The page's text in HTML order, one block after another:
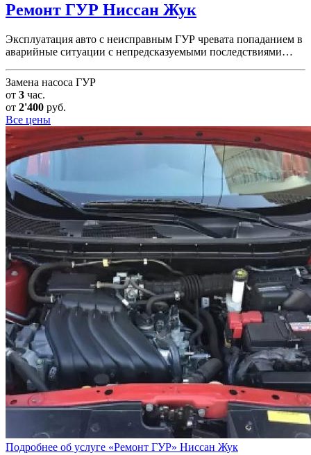
Ремонт ГУР Ниссан Жук
Эксплуатация авто с неисправным ГУР чревата попаданием в
аварийные ситуации с непредсказуемыми последствиями…
Замена насоса ГУР
от 3 час.
от 2'400 руб.
Все цены
Подробнее об услуге «Ремонт ГУР» Ниссан Жук